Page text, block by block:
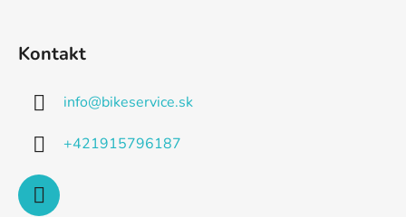
Kontakt
info@bikeservice.sk
+421915796187